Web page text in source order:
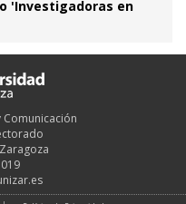
'Investigadoras en
Comunicación